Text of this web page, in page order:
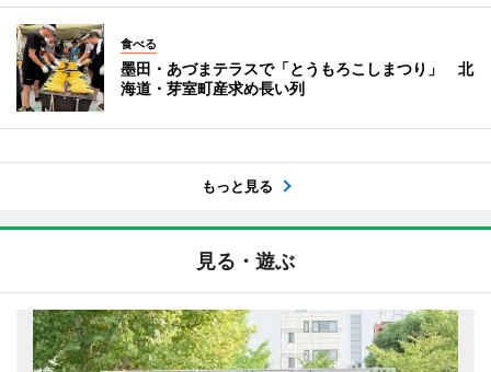
食べる
墨田・あづまテラスで「とうもろこしまつり」 北
海道・芽室町産求め長い列
もっと見る
見る・遊ぶ